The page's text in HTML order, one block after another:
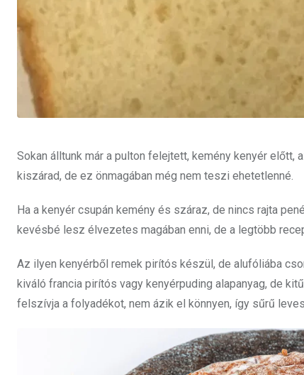
Sokan álltunk már a pulton felejtett, kemény kenyér előtt,
kiszárad, de ez önmagában még nem teszi ehetetlenné.
Ha a kenyér csupán kemény és száraz, de nincs rajta
kevésbé lesz élvezetes magában enni, de a legtöbb
Az ilyen kenyérből remek pirítós készül, de alufóliába
kiváló francia pirítós vagy kenyérpuding alapanyag, de
felszívja a folyadékot, nem ázik el könnyen, így sűrű